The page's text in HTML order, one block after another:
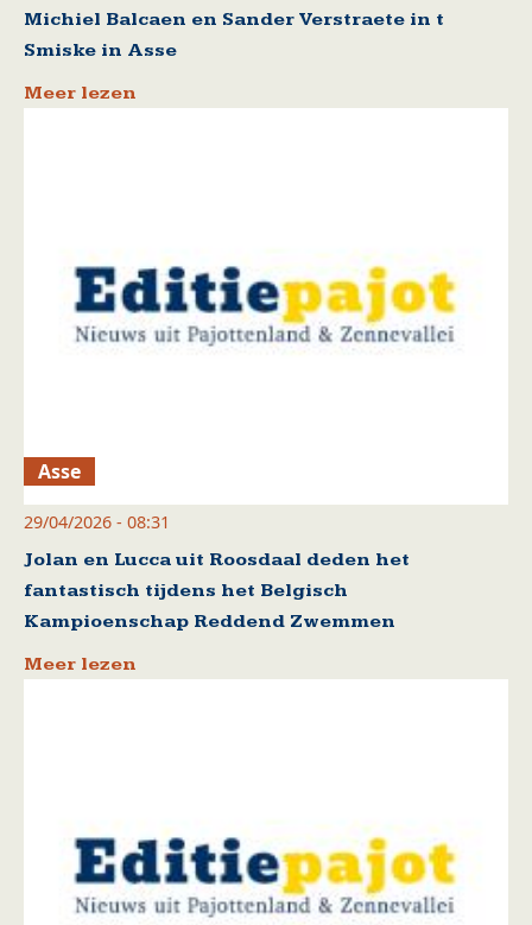
Michiel Balcaen en Sander Verstraete in t
Smiske in Asse
Meer lezen
Asse
29/04/2026 - 08:31
Jolan en Lucca uit Roosdaal deden het
fantastisch tijdens het Belgisch
Kampioenschap Reddend Zwemmen
Meer lezen